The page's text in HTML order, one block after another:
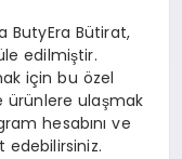
ButyEra Bütirat,
edilmiştir.
için bu özel
ürünlere ulaşmak
hesabını ve
edebilirsiniz.